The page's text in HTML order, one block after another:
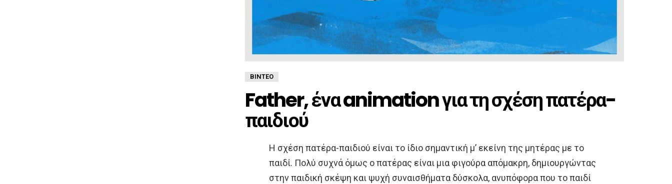
ΒΊΝΤΕΟ
Father, ένα animation για τη σχέση πατέρα-
παιδιού
Η σχέση πατέρα-παιδιού είναι το ίδιο σημαντική μ’ εκείνη της μητέρας με το
παιδί. Πολύ συχνά όμως ο πατέρας είναι μια φιγούρα απόμακρη, δημιουργώντας
στην παιδική σκέψη και ψυχή συναισθήματα δύσκολα, ανυπόφορα που το παιδί